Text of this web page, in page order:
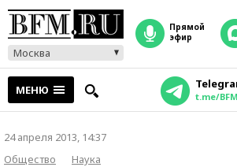
Москва
прямой
эфир
МЕНЮ t.me/
24 апреля 2013, 14:37
Общество
Наука